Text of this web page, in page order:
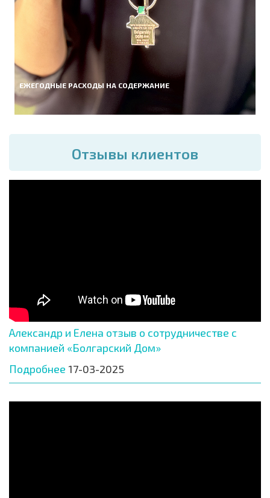
ЕЖЕГОДНЫЕ РАСХОДЫ НА СОДЕРЖАНИЕ
Отзывы клиентов
Александр и Елена отзыв о сотрудничестве с
компанией «Болгарский Дом»
Подробнее 17-03-2025